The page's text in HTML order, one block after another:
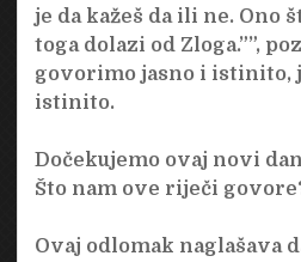
je da kažeš da ili ne. Ono
toga dolazi od Zloga.””,
govorimo jasno i istinito,
istinito.
Dočekujemo ovaj novi
Što nam ove riječi
Ovaj odlomak naglašava